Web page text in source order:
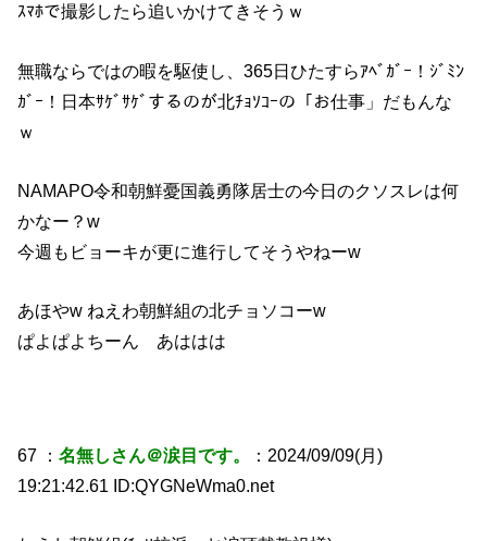
ｽﾏﾎで撮影したら追いかけてきそうｗ
無職ならではの暇を駆使し、365日ひたすらｱﾍﾞｶﾞｰ！ｼﾞﾐﾝ
ｶﾞｰ！日本ｻｹﾞｻｹﾞするのが北ﾁｮｿｺｰの「お仕事」だもんな
ｗ
NAMAPO令和朝鮮憂国義勇隊居士の今日のクソスレは何
かなー？w
今週もビョーキが更に進行してそうやねーw
あほやw ねえわ朝鮮組の北チョソコーw
ぱよぱよちーん あははは
67 ：名無しさん＠涙目です。
：2024/09/09(月)
19:21:42.61 ID:QYGNeWma0.net